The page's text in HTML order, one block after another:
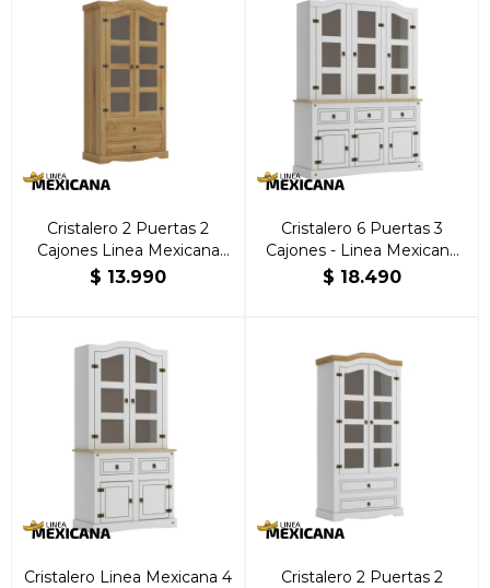
Cristalero 2 Puertas 2
Cajones Linea Mexicana
Natural
$ 13.990
Cristalero 6 Puertas 3
Cajones - Linea Mexicana
Blanco
$ 18.490
Cristalero Linea Mexicana 4
Cristalero 2 Puertas 2